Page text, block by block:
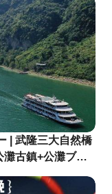
| 武隆三大自然橋
古鎮+公灘ブテ
発